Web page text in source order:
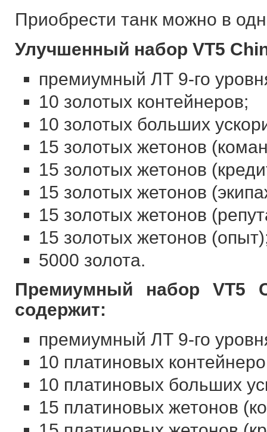
Приобрести танк можно в
Улучшенный набор VT5
премиумный ЛТ 9-го
10 золотых контейнеров;
10 золотых больших
15 золотых жетонов
15 золотых жетонов
15 золотых жетонов
15 золотых жетонов
15 золотых жетонов
5000 золота.
Премиумный набор VT5
содержит:
премиумный ЛТ 9-го
10 платиновых
10 платиновых больших
15 платиновых жетонов